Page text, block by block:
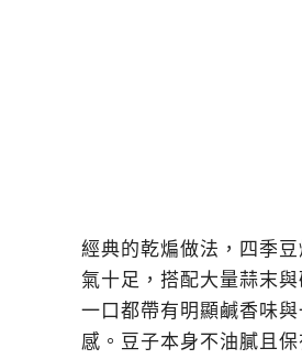
經典的乾煸做法，四季
氣十足，搭配大量蒜末
一口都帶有明顯鹹香味
感。豆子本身不油膩且